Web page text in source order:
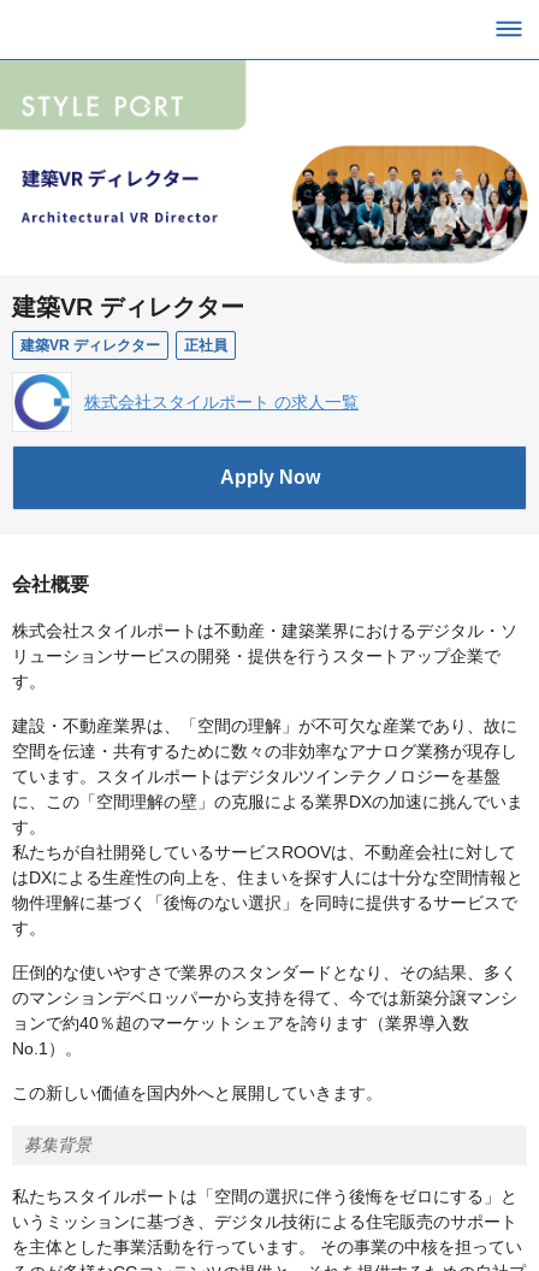
建築VR ディレクター
建築VR ディレクター 正社員
株式会社スタイルポート の求人一覧
Apply Now
会社概要
株式会社スタイルポートは不動産・建築業界におけるデジタル・ソ
リューションサービスの開発・提供を行うスタートアップ企業で
す。
建設・不動産業界は、「空間の理解」が不可欠な産業であり、故に
空間を伝達・共有するために数々の非効率なアナログ業務が現存し
ています。スタイルポートはデジタルツインテクノロジーを基盤
に、この「空間理解の壁」の克服による業界DXの加速に挑んでいま
す。
私たちが自社開発しているサービスROOVは、不動産会社に対して
はDXによる生産性の向上を、住まいを探す人には十分な空間情報と
物件理解に基づく「後悔のない選択」を同時に提供するサービスで
す。
圧倒的な使いやすさで業界のスタンダードとなり、その結果、多く
のマンションデベロッパーから支持を得て、今では新築分譲マンシ
ョンで約40％超のマーケットシェアを誇ります（業界導入数
No.1）。
この新しい価値を国内外へと展開していきます。
募集背景
私たちスタイルポートは「空間の選択に伴う後悔をゼロにする」と
いうミッションに基づき、デジタル技術による住宅販売のサポート
を主体とした事業活動を行っています。 その事業の中核を担ってい